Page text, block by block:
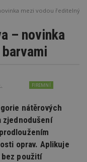
mezi vodou
– novinka
FIREMNÍ
nátěrových
zjednodušení
oprav. Aplikuje
bez použití